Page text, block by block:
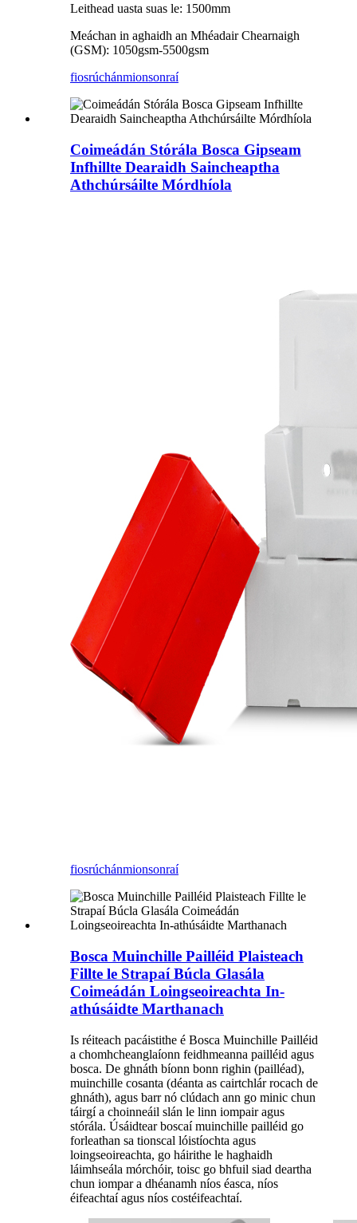
Leithead uasta suas le: 1500mm
Meáchan in aghaidh an Mhéadair Chearnaigh
(GSM): 1050gsm-5500gsm
fiosrúchánmionsonraí
Coimeádán Stórála Bosca Gipseam
Infhillte Dearaidh Saincheaptha
Athchúrsáilte Mórdhíola
fiosrúchánmionsonraí
Bosca Muinchille Pailléid Plaisteach
Fillte le Strapaí Búcla Glasála
Coimeádán Loingseoireachta In-
athúsáidte Marthanach
Is réiteach pacáistithe é Bosca Muinchille Pailléid
a chomhcheanglaíonn feidhmeanna pailléid agus
bosca. De ghnáth bíonn bonn righin (pailléad),
muinchille cosanta (déanta as cairtchlár rocach de
ghnáth), agus barr nó clúdach ann go minic chun
táirgí a choinneáil slán le linn iompair agus
stórála. Úsáidtear boscaí muinchille pailléid go
forleathan sa tionscal lóistíochta agus
loingseoireachta, go háirithe le haghaidh
láimhseála mórchóir, toisc go bhfuil siad deartha
chun iompar a dhéanamh níos éasca, níos
éifeachtaí agus níos costéifeachtaí.